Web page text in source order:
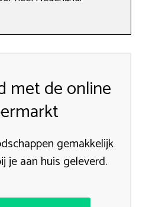
met de online
gemakkelijk
je aan huis geleverd.